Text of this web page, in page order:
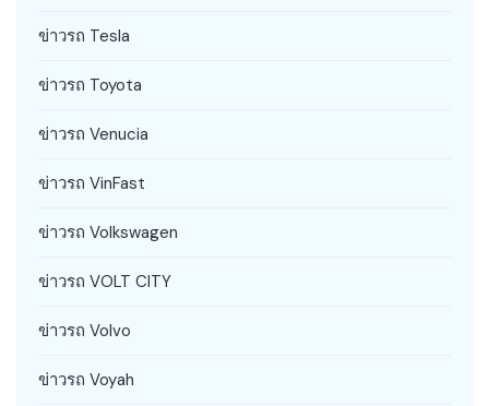
ข่าวรถ Tesla
ข่าวรถ Toyota
ข่าวรถ Venucia
ข่าวรถ VinFast
ข่าวรถ Volkswagen
ข่าวรถ VOLT CITY
ข่าวรถ Volvo
ข่าวรถ Voyah